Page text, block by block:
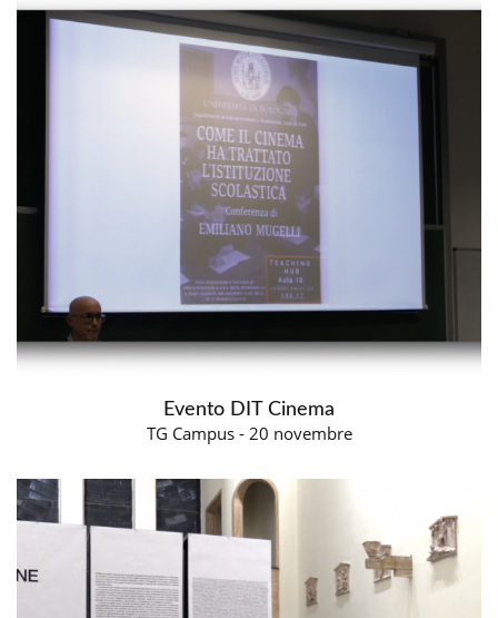
Evento DIT Cinema
TG Campus - 20 novembre